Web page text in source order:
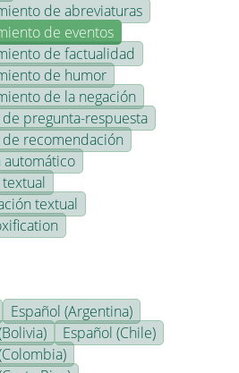
de abreviaturas
de eventos
de factualidad
de humor
de la negación
de pregunta-respuesta
de recomendación
automático
textual
Español (Argentina)
Español (Chile)